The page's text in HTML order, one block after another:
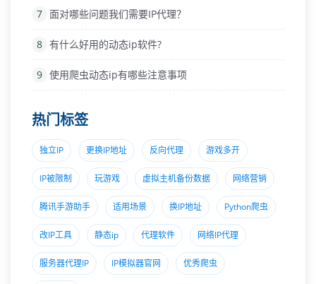
7 面对哪些问题我们需要IP代理？
8 有什么好用的动态ip软件?
9 使用爬虫动态ip有哪些注意事项
热门标签
独立IP 更换IP地址 反向代理 游戏多开
IP被限制 玩游戏 虚拟主机备份数据 网络营销
腾讯手游助手 适用场景 换IP地址 Python爬虫
改IP工具 静态ip 代理软件 网络IP代理
服务器代理IP IP模拟器官网 优秀爬虫